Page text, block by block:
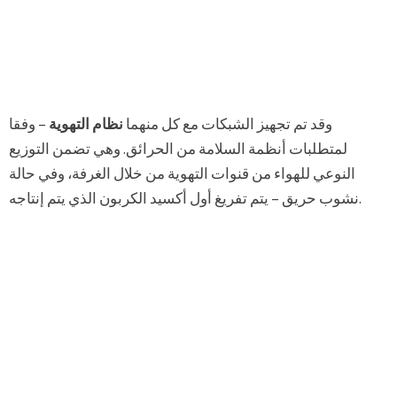
وقد تم تجهيز الشبكات مع كل منهما نظام التهوية – وفقا
لمتطلبات أنظمة السلامة من الحرائق. وهي تضمن التوزيع
النوعي للهواء من قنوات التهوية من خلال الغرفة، وفي حالة
نشوب حريق – يتم تفريغ أول أكسيد الكربون الذي يتم إنتاجه.